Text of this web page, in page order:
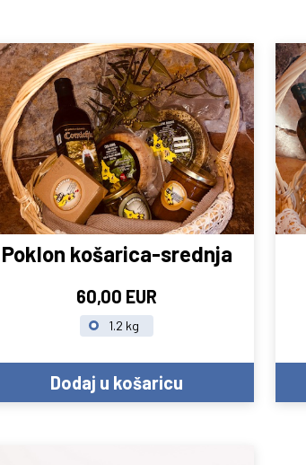
Poklon košarica-srednja
60,00 EUR
1.2 kg